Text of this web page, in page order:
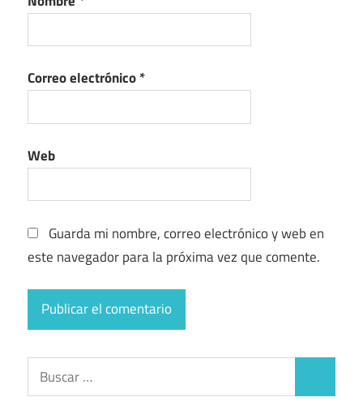
Correo electrónico*
Web
Guarda mi nombre, correo electrónico y web en
este navegador para la próxima vez que comente.
Buscar: